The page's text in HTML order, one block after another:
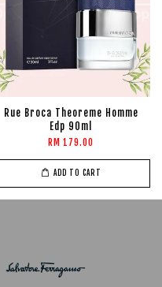
Rue Broca Theoreme Homme
Edp 90ml
RM 179.00
ADD TO CART